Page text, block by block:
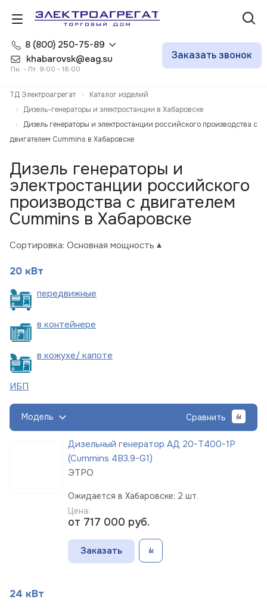
8 (800) 250-75-89
khabarovsk@eag.su
Пн. - Пт. 9:00 - 18:00
Заказать звонок
ТД Электроагрегат
Каталог изделий
Дизель-генераторы и электростанции в Хабаровске
Дизель генераторы и электростанции российского производства с
двигателем Cummins в Хабаровске
Дизель генераторы и
электростанции российского
производства с двигателем
Cummins в Хабаровске
Сортировка: Основная мощность
20 кВт
передвижные
в контейнере
в кожухе/ капоте
ИБП
Модель Сравнить
Дизельный генератор АД 20-Т400-1Р
(Cummins 4B3,9-G1)
ЭТРО
Ожидается в Хабаровске: 2 шт.
Цена:
от 717 000 руб.
Заказать
24 кВт